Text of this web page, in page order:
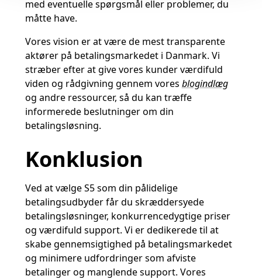
med eventuelle spørgsmål eller problemer, du
måtte have.
Vores vision er at være de mest transparente
aktører på betalingsmarkedet i Danmark. Vi
stræber efter at give vores kunder værdifuld
viden og rådgivning gennem vores blogindlæg
og andre ressourcer, så du kan træffe
informerede beslutninger om din
betalingsløsning.
Konklusion
Ved at vælge S5 som din pålidelige
betalingsudbyder får du skræddersyede
betalingsløsninger, konkurrencedygtige priser
og værdifuld support. Vi er dedikerede til at
skabe gennemsigtighed på betalingsmarkedet
og minimere udfordringer som afviste
betalinger og manglende support. Vores